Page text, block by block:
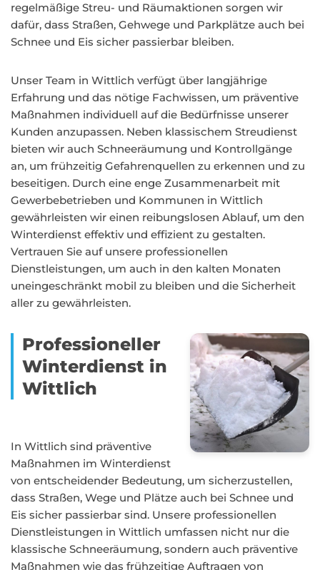
regelmäßige Streu- und Räumaktionen sorgen wir
dafür, dass Straßen, Gehwege und Parkplätze auch bei
Schnee und Eis sicher passierbar bleiben.
Unser Team in Wittlich verfügt über langjährige
Erfahrung und das nötige Fachwissen, um präventive
Maßnahmen individuell auf die Bedürfnisse unserer
Kunden anzupassen. Neben klassischem Streudienst
bieten wir auch Schneeräumung und Kontrollgänge
an, um frühzeitig Gefahrenquellen zu erkennen und zu
beseitigen. Durch eine enge Zusammenarbeit mit
Gewerbebetrieben und Kommunen in Wittlich
gewährleisten wir einen reibungslosen Ablauf, um den
Winterdienst effektiv und effizient zu gestalten.
Vertrauen Sie auf unsere professionellen
Dienstleistungen, um auch in den kalten Monaten
uneingeschränkt mobil zu bleiben und die Sicherheit
aller zu gewährleisten.
Professioneller
Winterdienst in
Wittlich
In Wittlich sind präventive
Maßnahmen im Winterdienst
von entscheidender Bedeutung, um sicherzustellen,
dass Straßen, Wege und Plätze auch bei Schnee und
Eis sicher passierbar sind. Unsere professionellen
Dienstleistungen in Wittlich umfassen nicht nur die
klassische Schneeräumung, sondern auch präventive
Maßnahmen wie das frühzeitige Auftragen von